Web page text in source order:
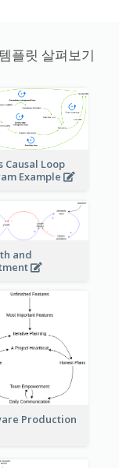
플릿 살펴보기
Causal Loop
Example
and
Production